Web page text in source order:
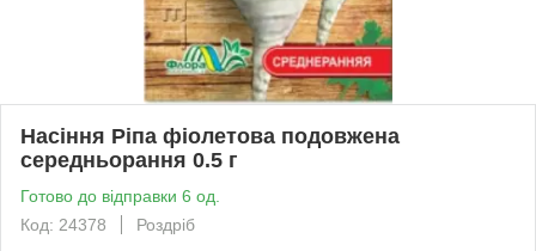
Насіння Ріпа фіолетова подовжена
середньорання 0.5 г
Готово до відправки 6 од.
Код: 24378
Роздріб